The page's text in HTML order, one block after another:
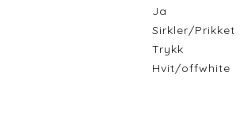
Ja
Sirkler/Prikket
Trykk
Hvit/offwhite